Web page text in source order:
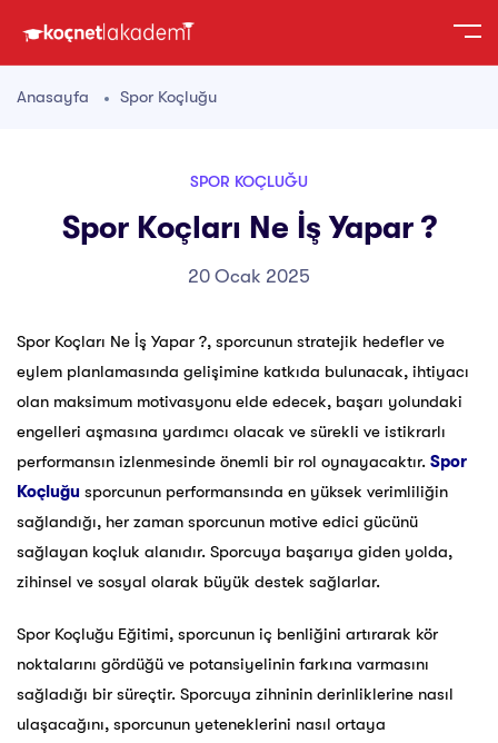
Anasayfa Spor Koçluğu
SPOR KOÇLUĞU
Spor Koçları Ne İş Yapar ?
20 Ocak 2025
Spor Koçları Ne İş Yapar ?, sporcunun stratejik hedefler ve
eylem planlamasında gelişimine katkıda bulunacak, ihtiyacı
olan maksimum motivasyonu elde edecek, başarı yolundaki
engelleri aşmasına yardımcı olacak ve sürekli ve istikrarlı
performansın izlenmesinde önemli bir rol oynayacaktır. Spor
Koçluğu sporcunun performansında en yüksek verimliliğin
sağlandığı, her zaman sporcunun motive edici gücünü
sağlayan koçluk alanıdır. Sporcuya başarıya giden yolda,
zihinsel ve sosyal olarak büyük destek sağlarlar.
Spor Koçluğu Eğitimi, sporcunun iç benliğini artırarak kör
noktalarını gördüğü ve potansiyelinin farkına varmasını
sağladığı bir süreçtir. Sporcuya zihninin derinliklerine nasıl
ulaşacağını, sporcunun yeteneklerini nasıl ortaya